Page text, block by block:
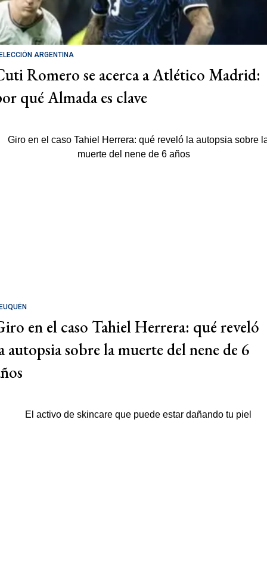
ARGENTINA
Romero se acerca a Atlético Madrid:
qué Almada es clave
en el caso Tahiel Herrera: qué reveló
autopsia sobre la muerte del nene de 6